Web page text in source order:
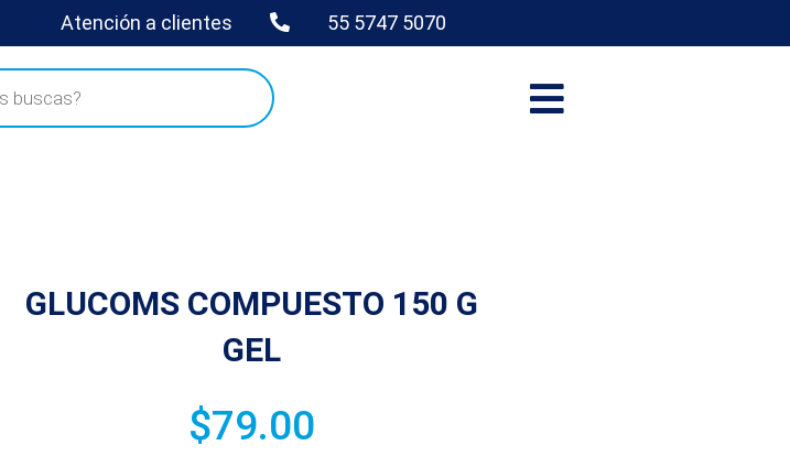
Atención a clientes 55 5747 5070
GLUCOMS COMPUESTO 150 G
GEL
$79.00